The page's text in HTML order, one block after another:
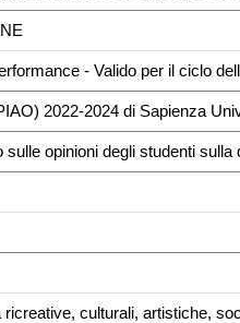
- Valido per il ciclo
2022-2024 di Sapienza
opinioni degli studenti sulla
culturali, artistiche,